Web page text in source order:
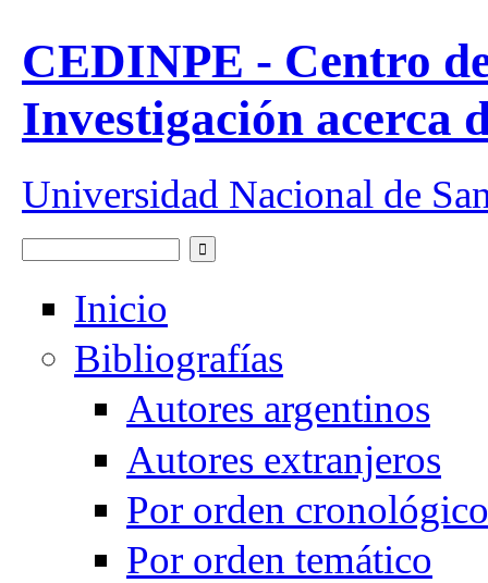
CEDINPE - Centro
Investigación acerca
Universidad Nacional de
Formulario de búsqueda
Inicio
Bibliografías
Autores argentinos
Autores extranjeros
Por orden cronológico
Por orden temático